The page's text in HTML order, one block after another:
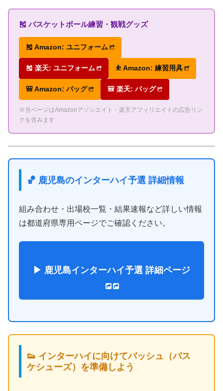
🎽 バスケットボール練習・観戦グッズ
🎽 Amazon: ユニフォーム
🎽 楽天: ユニフォーム ⛹ Amazon: 練習用具
🎒 Amazon: バッグ 🎒 楽天: バッグ
※当ページはAmazonアソシエイト・楽天アフィリエイトの広告リン
クを含みます
🏀 鹿児島のインターハイ予選 詳細情報
組み合わせ・出場校一覧・結果速報など詳しい情報
は都道府県専用ページでご確認ください。
▶ 鹿児島インターハイ予選 詳細ページ
👟 インターハイに向けてバッシュ（バス
ケシューズ）を準備しよう